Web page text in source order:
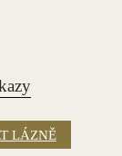
LÁZNĚ